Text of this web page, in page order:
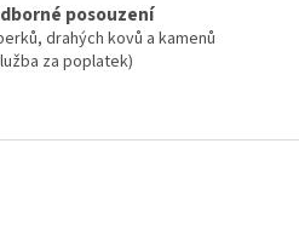
posouzení
drahých kovů a kamenů
za poplatek)